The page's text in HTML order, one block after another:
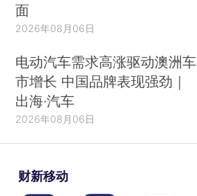
面
2026年08月06日
电动汽车需求高涨驱动澳洲车
市增长 中国品牌表现强劲｜
出海·汽车
2026年08月06日
财新移动